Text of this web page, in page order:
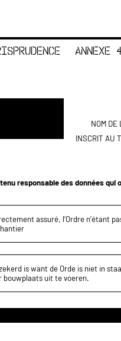
ANNEXE
NOM DE
INSCRIT AU
responsable des données
assuré, l’Ordre n’étant
is want de Orde is niet in
bouwplaats uit te voeren.